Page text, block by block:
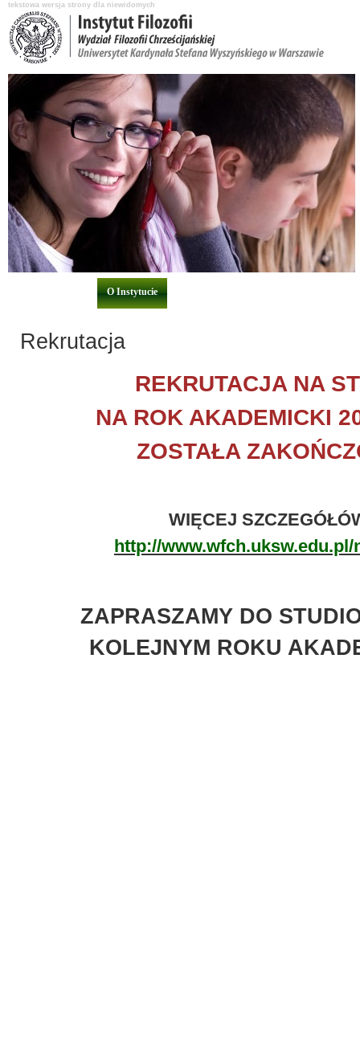
tekstowa wersja strony dla niewidomych
O Instytucie
Rekrutacja
REKRUTACJA NA
NA ROK AKADEMICKI
ZOSTAŁA
WIĘCEJ
http://www.wfch.uksw.edu.pl/
ZAPRASZAMY DO
KOLEJNYM ROKU